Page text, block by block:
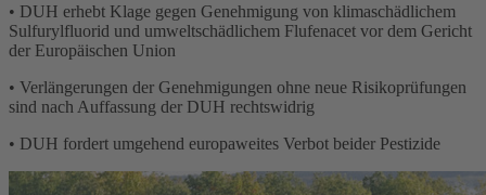
• DUH erhebt Klage gegen Genehmigung von klimaschädlichem
Sulfurylfluorid und umweltschädlichem Flufenacet vor dem Gericht
der Europäischen Union
• Verlängerungen der Genehmigungen ohne neue Risikoprüfungen
sind nach Auffassung der DUH rechtswidrig
• DUH fordert umgehend europaweites Verbot beider Pestizide